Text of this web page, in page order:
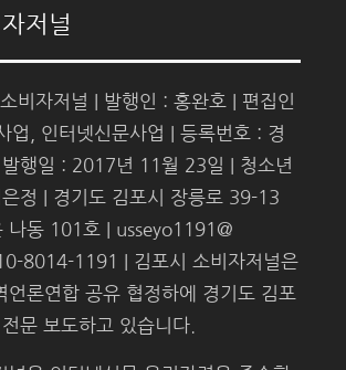
저널
비자저널 | 발행인 : 홍완호 | 편집인
업, 인터넷신문사업 | 등록번호 : 경
행일 : 2017년 11월 23일 | 청소년
정 | 경기도 김포시 장릉로 39-13
나동 101호 | usseyo1191@
8014-1191 | 김포시 소비자저널은
언론연합 공유 협정하에 경기도 김포
문 보도하고 있습니다.